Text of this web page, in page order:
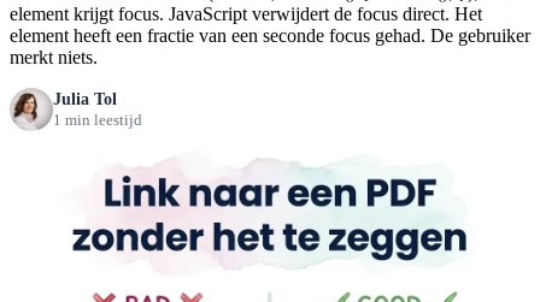
element krijgt focus. JavaScript verwijdert de focus direct. Het
element heeft een fractie van een seconde focus gehad. De gebruiker
merkt niets.
Julia Tol
1 min leestijd